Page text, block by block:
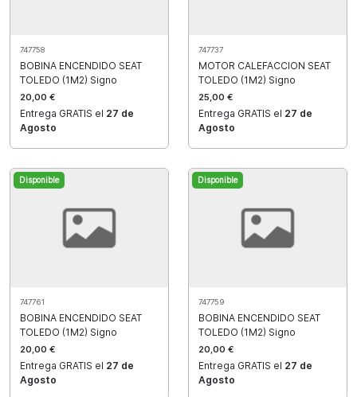
747758
BOBINA ENCENDIDO SEAT
TOLEDO (1M2) Signo
20,00 €
Entrega GRATIS el 27 de
Agosto
747737
MOTOR CALEFACCION SEAT
TOLEDO (1M2) Signo
25,00 €
Entrega GRATIS el 27 de
Agosto
Disponible
747761
BOBINA ENCENDIDO SEAT
TOLEDO (1M2) Signo
20,00 €
Entrega GRATIS el 27 de
Agosto
Disponible
747759
BOBINA ENCENDIDO SEAT
TOLEDO (1M2) Signo
20,00 €
Entrega GRATIS el 27 de
Agosto